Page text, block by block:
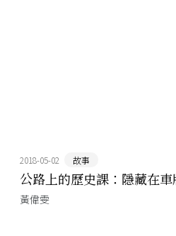
2018-05-02 故事
公路上的歷史課：隱藏在
黃偉雯